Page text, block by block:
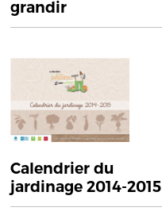
grandir
Calendrier du
jardinage 2014-2015